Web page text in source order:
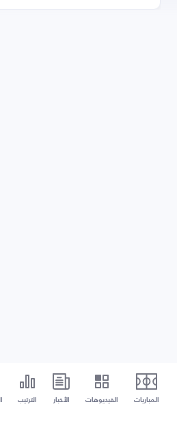
المباريات الفيديوهات الأخبار الترتيب